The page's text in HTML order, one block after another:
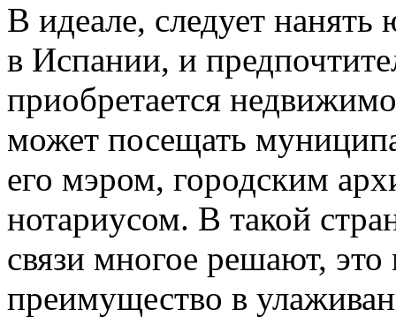
В идеале, следует нанять
в Испании, и
приобретается
может посещать
его мэром, городским
нотариусом. В такой
связи многое решают,
преимущество в